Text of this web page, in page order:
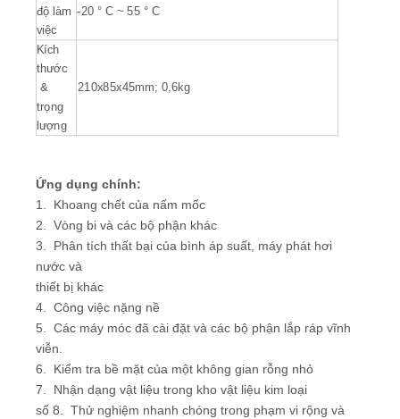
độ làm
việc
-20 ° C ~ 55 ° C
Kích
thước
&
trọng
lượng
210x85x45mm; 0,6kg
Ứng dụng chính:
1. Khoang chết của nấm mốc
2. Vòng bi và các bộ phận khác
3. Phân tích thất bại của bình áp suất, máy phát hơi
nước và
thiết bị khác
4. Công việc nặng nề
5. Các máy móc đã cài đặt và các bộ phận lắp ráp vĩnh
viễn.
6. Kiểm tra bề mặt của một không gian rỗng nhỏ
7. Nhận dạng vật liệu trong kho vật liệu kim loại
số 8. Thử nghiệm nhanh chóng trong phạm vi rộng và